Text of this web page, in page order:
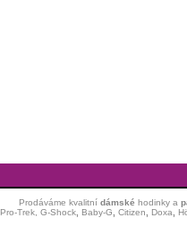
Prodáváme kvalitní dámské hodinkya
Pro-Trek, G-Shock, Baby-G Citizen Doxa